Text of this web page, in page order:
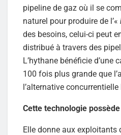
pipeline de gaz où il se
naturel pour produire de l’«
des besoins, celui-ci peut
distribué à travers des
L’hythane bénéficie d’une
100 fois plus grande que
l’alternative
Cette technologie
Elle donne aux exploitants